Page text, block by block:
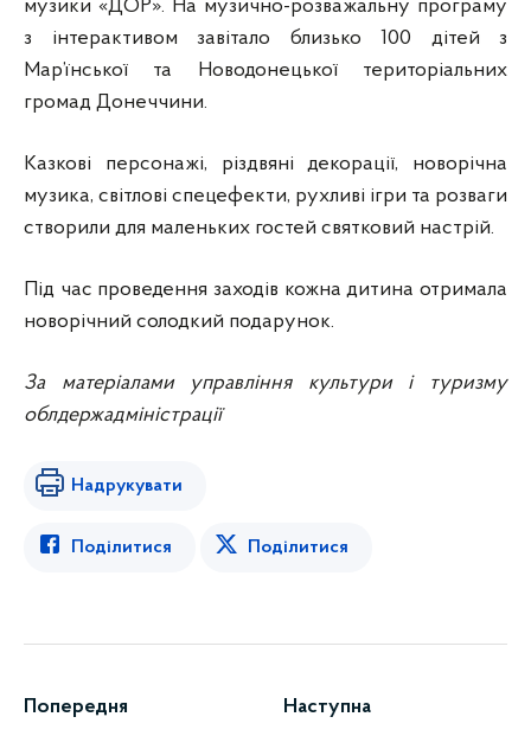
музики «ДОР». На музично-розважальну програму
з інтерактивом завітало близько 100 дітей з
Мар’їнської та Новодонецької територіальних
громад Донеччини.
Казкові персонажі, різдвяні декорації, новорічна
музика, світлові спецефекти, рухливі ігри та розваги
створили для маленьких гостей святковий настрій.
Під час проведення заходів кожна дитина отримала
новорічний солодкий подарунок.
За матеріалами управління культури і туризму
облдержадміністрації
Надрукувати
Поділитися Поділитися
Попередня Наступна